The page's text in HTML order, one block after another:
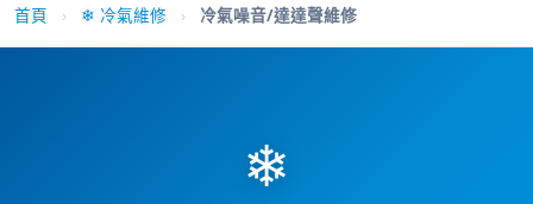
首頁 › ❄ 冷氣維修 › 冷氣噪音/達達聲維修
❄